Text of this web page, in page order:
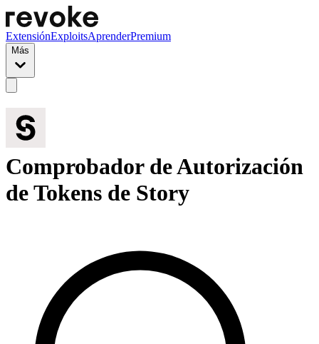
ExtensiónExploitsAprenderPremium
Más
Comprobador de Autorización
de Tokens de Story